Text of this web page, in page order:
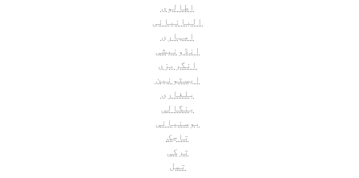
اطالوی
البانیائی
امہاری
انڈونیشی
انگریزی
ایسٹونین
بلغاری
بنگالی
بوسنیائی
تاجک
ترکی
تمل